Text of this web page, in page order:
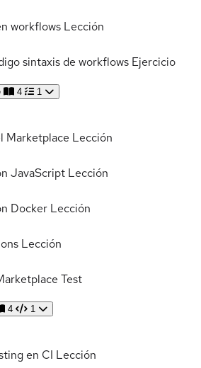
workflows Lección
sintaxis de workflows Ejercicio
4 1
Marketplace Lección
JavaScript Lección
Docker Lección
Lección
Test
4 1
en CI Lección